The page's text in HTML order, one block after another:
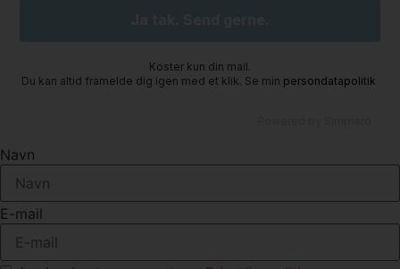
Koster kun din mail.
Du kan altid framelde dig igen med et klik. Se min persondatapolitik
Navn
E-mail